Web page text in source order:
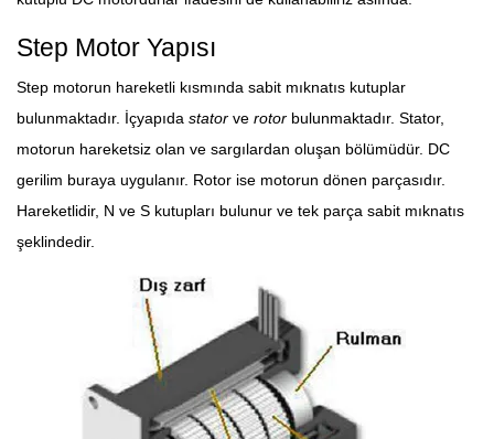
Step Motor Yapısı
Step motorun hareketli kısmında sabit mıknatıs kutuplar
bulunmaktadır. İçyapıda stator ve rotor bulunmaktadır. Stator,
motorun hareketsiz olan ve sargılardan oluşan bölümüdür. DC
gerilim buraya uygulanır. Rotor ise motorun dönen parçasıdır.
Hareketlidir, N ve S kutupları bulunur ve tek parça sabit mıknatıs
şeklindedir.